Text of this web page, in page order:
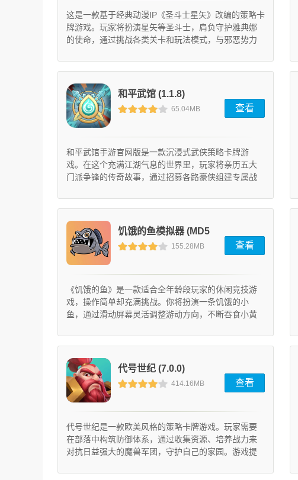
这是一款基于经典动漫IP《圣斗士星矢》改编的策略卡
牌游戏。玩家将扮演星矢等圣斗士，肩负守护雅典娜
的使命，通过挑战各类关卡和玩法模式，与邪恶势力
角色属性，还能解锁更多传奇圣斗士，组建专属战
合，打造最强战斗团队。丰富多样的玩法模式任你选
择，配合战术指引完成任务目标，既能提升战斗效率
又能获得极致乐趣。
和平武馆 (1.1.8)
65.04MB 查看
和平武馆手游官网版是一款沉浸式武侠策略卡牌游
戏。在这个充满江湖气息的世界里，玩家将亲历五大
门派争锋的传奇故事，通过招募各路豪侠组建专属战
饥饿的鱼模拟器 (MD5
值：6)
155.28MB 查看
《饥饿的鱼》是一款适合全年龄段玩家的休闲竞技游
戏，操作简单却充满挑战。你将扮演一条饥饿的小
鱼，通过滑动屏幕灵活调整游动方向，不断吞食小黄
丰富而协调，搭配生动逼真的音效，带你沉浸于一个
速度和位置将不断变化，考验你的反应力与策略思
维。此外，游戏还提供多样化的场景与角色选择，并
支持与其他玩家互动对战，大幅提升趣味...
代号世纪 (7.0.0)
414.16MB 查看
代号世纪是一款欧美风格的策略卡牌游戏。玩家需要
在部落中构筑防御体系，通过收集资源、培养战力来
对抗日益强大的魔兽军团，守护自己的家园。游戏提